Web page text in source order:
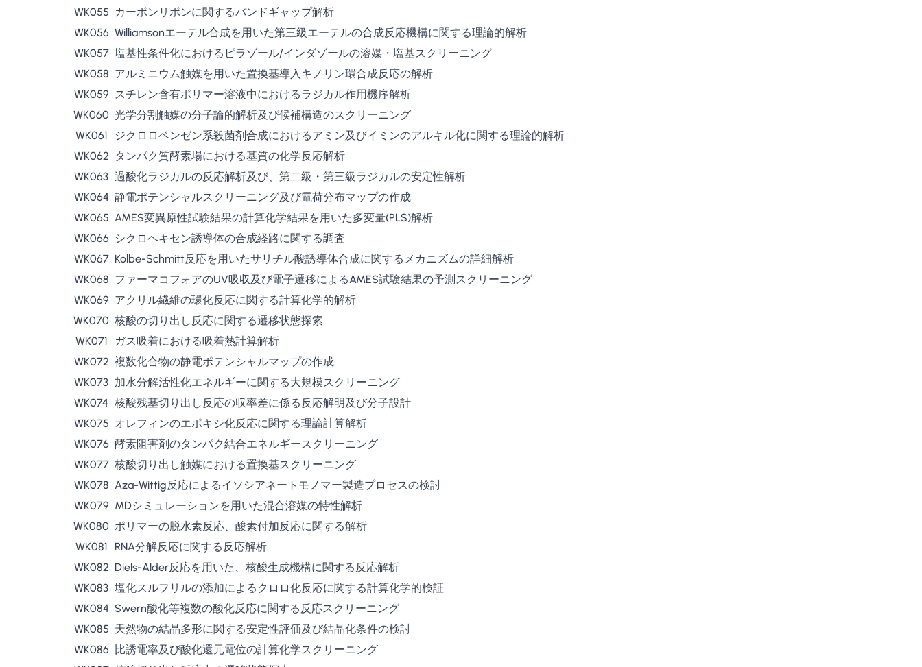
WK055 カーボンリボンに関するバンドギャップ解析
WK056 Williamsonエーテル合成を用いた第三級エーテルの合成反応機構に関する理論的解析
WK057 塩基性条件化におけるピラゾール/インダゾールの溶媒・塩基スクリーニング
WK058 アルミニウム触媒を用いた置換基導入キノリン環合成反応の解析
WK059 スチレン含有ポリマー溶液中におけるラジカル作用機序解析
WK060 光学分割触媒の分子論的解析及び候補構造のスクリーニング
WK061
ジクロロベンゼン系殺菌剤合成におけるアミン及びイミンのアルキル化に関する理論的解析
WK062 タンパク質酵素場における基質の化学反応解析
WK063 過酸化ラジカルの反応解析及び、第二級・第三級ラジカルの安定性解析
WK064 静電ポテンシャルスクリーニング及び電荷分布マップの作成
WK065 AMES変異原性試験結果の計算化学結果を用いた多変量(PLS)解析
WK066 シクロヘキセン誘導体の合成経路に関する調査
WK067 Kolbe-Schmitt反応を用いたサリチル酸誘導体合成に関するメカニズムの詳細解析
WK068 ファーマコフォアのUV吸収及び電子遷移によるAMES試験結果の予測スクリーニング
WK069 アクリル繊維の環化反応に関する計算化学的解析
WK070 核酸の切り出し反応に関する遷移状態探索
WK071
ガス吸着における吸着熱計算解析
WK072 複数化合物の静電ポテンシャルマップの作成
WK073 加水分解活性化エネルギーに関する大規模スクリーニング
WK074 核酸残基切り出し反応の収率差に係る反応解明及び分子設計
WK075 オレフィンのエポキシ化反応に関する理論計算解析
WK076 酵素阻害剤のタンパク結合エネルギースクリーニング
WK077 核酸切り出し触媒における置換基スクリーニング
WK078 Aza-Wittig反応によるイソシアネートモノマー製造プロセスの検討
WK079 MDシミュレーションを用いた混合溶媒の特性解析
WK080 ポリマーの脱水素反応、酸素付加反応に関する解析
WK081
RNA分解反応に関する反応解析
WK082 Diels-Alder反応を用いた、核酸生成機構に関する反応解析
WK083 塩化スルフリルの添加によるクロロ化反応に関する計算化学的検証
WK084 Swern酸化等複数の酸化反応に関する反応スクリーニング
WK085 天然物の結晶多形に関する安定性評価及び結晶化条件の検討
WK086 比誘電率及び酸化還元電位の計算化学スクリーニング